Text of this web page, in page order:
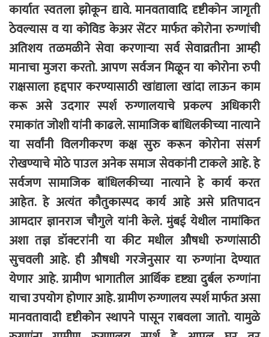
कार्यात स्वतला झोकून द्यावे. मानवतावादि दृष्टीकोन जागृती
ठेवल्यास व या कोविड केअर सेंटर मार्फत कोरोना रुग्णांची
अतिशय तळमळीने सेवा करणाऱ्या सर्व सेवाव्रतीना आम्ही
मानाचा मुजरा करतो. आपण सर्वजन मिळून या कोरोना रुपी
राक्षसाला हद्दपार करण्यासाठी खांद्याला खांदा लाऊन काम
करू असे उदगार स्पर्श रुग्णालयाचे प्रकल्प अधिकारी
रमाकांत जोशी यांनी काढले. सामाजिक बांधिलकीच्या नात्याने
या सर्वांनी विलगीकरण कक्ष सुरु करून कोरोना संसर्ग
रोखण्याचे मोठे पाउल अनेक समाज सेवकांनी टाकले आहे. हे
सर्वजण सामाजिक बांधिलकीच्या नात्याने हे कार्य करत
आहेत. हे अत्यंत कौतुकास्पद कार्य आहे असे प्रतिपादन
आमदार ज्ञानराज चौगुले यांनी केले. मुंबई येथील नामांकित
अशा तज्ञ डॉक्टरांनी या कीट मधील औषधी रुग्णांसाठी
सुचवली आहे. ही औषधी गरजेनुसार या रुग्णांना देण्यात
येणार आहे. ग्रामीण भागातील आर्थिक दृष्ट्या दुर्बल रुग्णांना
याचा उपयोग होणार आहे. ग्रामीण रुग्णालय स्पर्श मार्फत असा
मानवतावादी दृष्टीकोन स्थापने पासून राबवला जातो. यामुळे